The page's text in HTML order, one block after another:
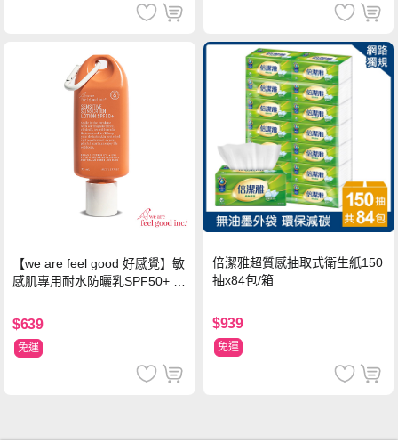
【we are feel good 好感覺】敏
感肌專用耐水防曬乳SPF50+ 7
$639
免運
倍潔雅超質感抽取式衛生紙150
抽x84包/箱
$939
免運